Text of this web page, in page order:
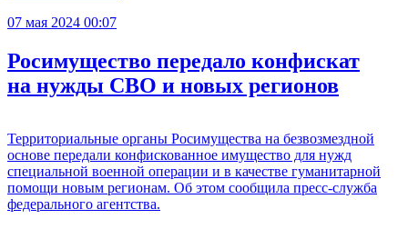
07 мая 2024 00:07
Росимущество передало конфискат
на нужды СВО и новых регионов
Территориальные органы Росимущества на безвозмездной
основе передали конфискованное имущество для нужд
специальной военной операции и в качестве гуманитарной
помощи новым регионам. Об этом сообщила пресс-служба
федерального агентства.